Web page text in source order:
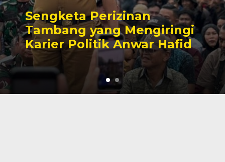
Sengketa Perizinan
Tambang yang Mengiringi
Karier Politik Anwar Hafid